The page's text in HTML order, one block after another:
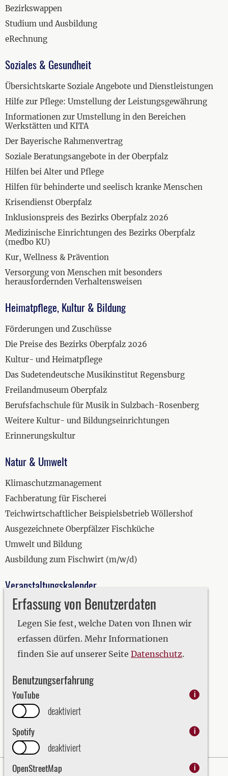
Erfassung von Benutzerdaten
Legen Sie fest, welche Daten von Ihnen wir
erfassen dürfen. Mehr Informationen
finden Sie auf unserer Seite Datenschutz.
Benutzungserfahrung
YouTube i
deaktiviert
Spotify
i
deaktiviert
OpenStreetMap
i
Bezirkswappen
Studium und Ausbildung
eRechnung
Soziales & Gesundheit
Übersichtskarte Soziale Angebote und Dienstleistungen
Hilfe zur Pflege: Umstellung der Leistungsgewährung
Informationen zur Umstellung in den Bereichen
Werkstätten und KITA
Der Bayerische Rahmenvertrag
Soziale Beratungsangebote in der Oberpfalz
Hilfen bei Alter und Pflege
Hilfen für behinderte und seelisch kranke Menschen
Krisendienst Oberpfalz
Inklusionspreis des Bezirks Oberpfalz 2026
Medizinische Einrichtungen des Bezirks Oberpfalz
(medbo KU)
Kur, Wellness & Prävention
Versorgung von Menschen mit besonders
herausfordernden Verhaltensweisen
Heimatpflege, Kultur & Bildung
Förderungen und Zuschüsse
Die Preise des Bezirks Oberpfalz 2026
Kultur- und Heimatpflege
Das Sudetendeutsche Musikinstitut Regensburg
Freilandmuseum Oberpfalz
Berufsfachschule für Musik in Sulzbach-Rosenberg
Weitere Kultur- und Bildungseinrichtungen
Erinnerungskultur
Natur & Umwelt
Klimaschutzmanagement
Fachberatung für Fischerei
Teichwirtschaftlicher Beispielsbetrieb Wöllershof
Ausgezeichnete Oberpfälzer Fischküche
Umwelt und Bildung
Ausbildung zum Fischwirt (m/w/d)
Veranstaltungskalender
2019
2020
2021
2022
2024
2025
2026